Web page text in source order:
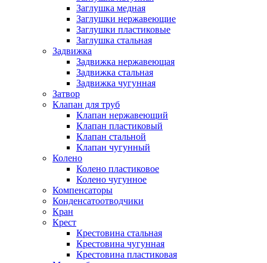
Заглушка медная
Заглушки нержавеющие
Заглушки пластиковые
Заглушка стальная
Задвижка
Задвижка нержавеющая
Задвижка стальная
Задвижка чугунная
Затвор
Клапан для труб
Клапан нержавеющий
Клапан пластиковый
Клапан стальной
Клапан чугунный
Колено
Колено пластиковое
Колено чугунное
Компенсаторы
Конденсатоотводчики
Кран
Крест
Крестовина стальная
Крестовина чугунная
Крестовина пластиковая